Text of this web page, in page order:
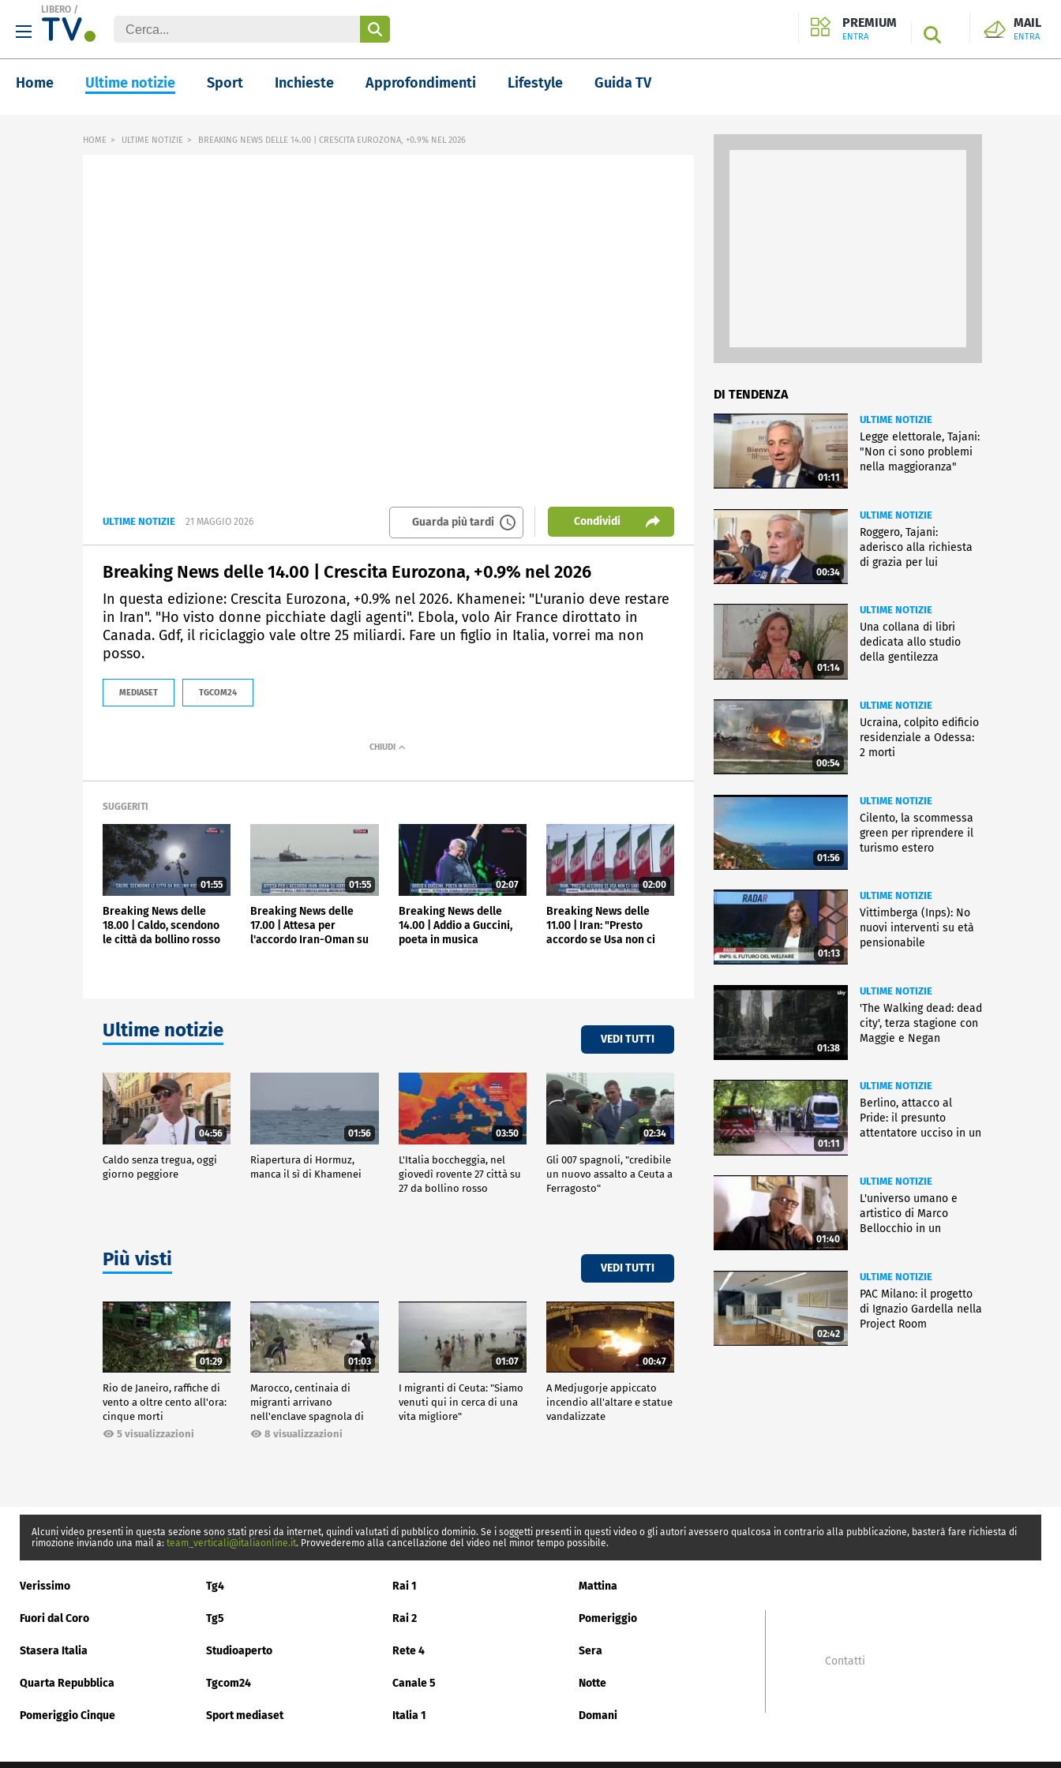
LIBERO /
PREMIUM
ENTRA SEARCH
MAIL
ENTRA
Home Ultime notizie Sport Inchieste Approfondimenti Lifestyle Guida TV
HOME ULTIME NOTIZIE BREAKING NEWS DELLE 14.00 | CRESCITA EUROZONA, +0.9% NEL 2026
ULTIME NOTIZIE 21 MAGGIO 2026 Guarda più tardi Condividi
Breaking News delle 14.00 | Crescita Eurozona, +0.9% nel 2026
In questa edizione: Crescita Eurozona, +0.9% nel 2026. Khamenei: "L'uranio deve restare
in Iran". "Ho visto donne picchiate dagli agenti". Ebola, volo Air France dirottato in
Canada. Gdf, il riciclaggio vale oltre 25 miliardi. Fare un figlio in Italia, vorrei ma non
posso.
MEDIASET TGCOM24
SUGGERITI
01:55
Breaking News delle
18.00 | Caldo, scendono
le città da bollino rosso
01:55
Breaking News delle
17.00 | Attesa per
l'accordo Iran-Oman su
02:07
Breaking News delle
14.00 | Addio a Guccini,
poeta in musica
02:00
Breaking News delle
11.00 | Iran: "Presto
accordo se Usa non ci
Ultime notizie VEDI TUTTI
04:56
Caldo senza tregua, oggi
giorno peggiore
01:56
Riapertura di Hormuz,
manca il sì di Khamenei
03:50
L'Italia boccheggia, nel
giovedì rovente 27 città su
27 da bollino rosso
02:34
Gli 007 spagnoli, "credibile
un nuovo assalto a Ceuta a
Ferragosto"
Più visti VEDI TUTTI
01:29
Rio de Janeiro, raffiche di
vento a oltre cento all'ora:
cinque morti
5 visualizzazioni
01:03
Marocco, centinaia di
migranti arrivano
nell'enclave spagnola di
Ceuta8 visualizzazioni
01:07
I migranti di Ceuta: "Siamo
venuti qui in cerca di una
vita migliore"
00:47
A Medjugorje appiccato
incendio all'altare e statue
vandalizzate
DI TENDENZA
01:11
ULTIME NOTIZIE
Legge elettorale, Tajani:
"Non ci sono problemi
nella maggioranza"
00:34
ULTIME NOTIZIE
Roggero, Tajani:
aderisco alla richiesta
di grazia per lui
01:14
ULTIME NOTIZIE
Una collana di libri
dedicata allo studio
della gentilezza
00:54
ULTIME NOTIZIE
Ucraina, colpito edificio
residenziale a Odessa:
2 morti
01:56
ULTIME NOTIZIE
Cilento, la scommessa
green per riprendere il
turismo estero
01:13
ULTIME NOTIZIE
Vittimberga (Inps): No
nuovi interventi su età
pensionabile
01:38
ULTIME NOTIZIE
'The Walking dead: dead
city', terza stagione con
Maggie e Negan
01:11
ULTIME NOTIZIE
Berlino, attacco al
Pride: il presunto
attentatore ucciso in un
01:40
ULTIME NOTIZIE
L'universo umano e
artistico di Marco
Bellocchio in un
02:42
ULTIME NOTIZIE
PAC Milano: il progetto
di Ignazio Gardella nella
Project Room
Alcuni video presenti in questa sezione sono stati presi da internet, quindi valutati di pubblico dominio. Se i soggetti presenti in questi video o gli autori avessero qualcosa in contrario alla pubblicazione, basterà fare richiesta di
rimozione inviando una mail a: team_verticali@italiaonline.it. Provvederemo alla cancellazione del video nel minor tempo possibile.
Verissimo Tg4 Rai 1 Mattina
Fuori dal Coro Tg5 Rai 2 Pomeriggio
Stasera Italia Studioaperto Rete 4 Sera
Quarta Repubblica Tgcom24 Canale 5 Notte
Pomeriggio Cinque Sport mediaset Italia 1 Domani
Contatti